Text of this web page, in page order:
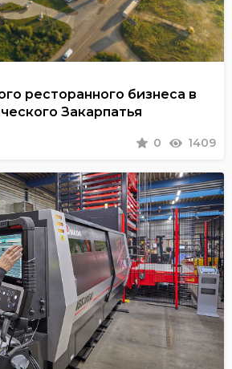
ресторанного бизнеса в
Закарпатья
0 1409